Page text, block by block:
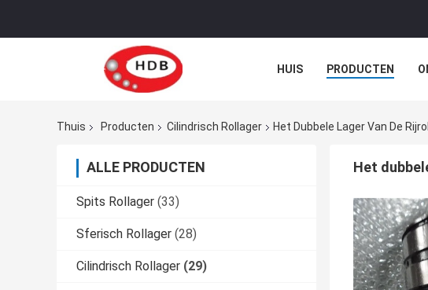
HUIS PRODUCTEN
Thuis Producten Cilindrisch Rollager Het Dubbele Lager Van De
ALLE PRODUCTEN
Spits Rollager (33)
Sferisch Rollager (28)
Cilindrisch Rollager (29)
Het